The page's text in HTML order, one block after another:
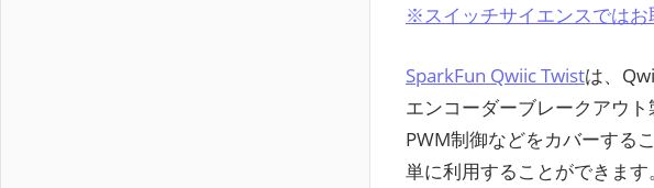
※スイッチサイエンスではお
SparkFun Qwiic Twistは、
エンコーダーブレークアウ
PWM制御などをカバーする
単に利用することができま